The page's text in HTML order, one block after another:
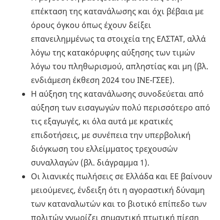
επέκταση της κατανάλωσης και όχι βέβαια με
όρους όγκου όπως έχουν δείξει
επανειλημμένως τα στοιχεία της ΕΛΣΤΑΤ, αλλά
λόγω της κατακόρυφης αύξησης των τιμών
λόγω του πληθωρισμού, απληστίας και μη (βλ.
ενδιάμεση έκθεση 2024 του ΙΝΕ-ΓΣΕΕ).
Η αύξηση της κατανάλωσης συνοδεύεται από
αύξηση των εισαγωγών πολύ περισσότερο από
τις εξαγωγές, κι όλα αυτά με κρατικές
επιδοτήσεις, με συνέπεια την υπερβολική
διόγκωση του ελλείμματος τρεχουσών
συναλλαγών (βλ. διάγραμμα 1).
Οι λιανικές πωλήσεις σε Ελλάδα και ΕΕ βαίνουν
μειούμενες, ένδειξη ότι η αγοραστική δύναμη
των καταναλωτών και το βιοτικό επίπεδο των
πολιτών γνωρίζει σημαντική πτωτική πίεση